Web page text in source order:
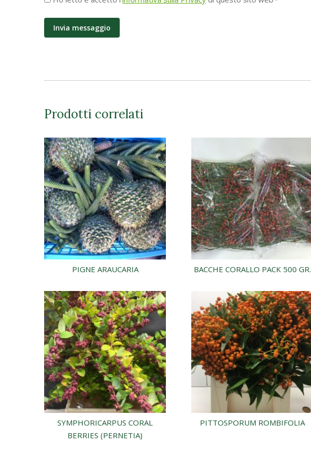
Prodotti correlati
PIGNE ARAUCARIA BACCHE CORALLO PACK 500 GR.
SYMPHORICARPUS CORAL
BERRIES (PERNETIA)
PITTOSPORUM ROMBIFOLIA